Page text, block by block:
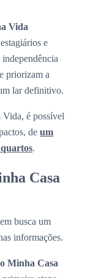
Vida
e
priorizam a
lar definitivo.
é possível
de um
.
Casa
busca um
informações.
Minha Casa